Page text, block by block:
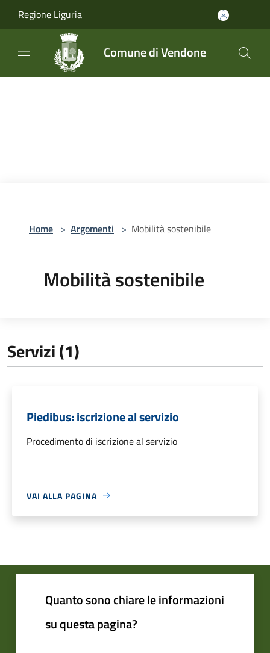
Regione Liguria
Comune di Vendone
Home > Argomenti > Mobilità sostenibile
Mobilità sostenibile
Servizi (1)
Piedibus: iscrizione al servizio
Procedimento di iscrizione al servizio
VAI ALLA PAGINA
Quanto sono chiare le informazioni
su questa pagina?